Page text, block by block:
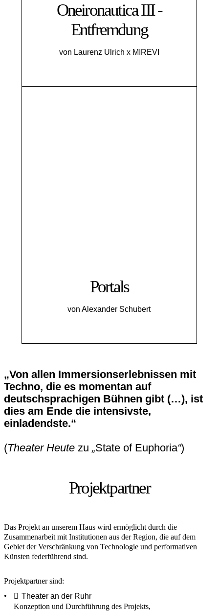
Oneironautica III -
Entfremdung
von Laurenz Ulrich x MIREVI
Portals
von Alexander Schubert
„Von allen Immersionserlebnissen mit
Techno, die es momentan auf
deutschsprachigen Bühnen gibt (…), ist
dies am Ende die intensivste,
einladendste.“
(Theater Heute zu „State of Euphoria“)
Projektpartner
Das Projekt an unserem Haus wird ermöglicht durch die
Zusammenarbeit mit Institutionen aus der Region, die auf dem
Gebiet der Verschränkung von Technologie und performativen
Künsten federführend sind.
Projektpartner sind:
Theater an der Ruhr
Konzeption und Durchführung des Projekts,